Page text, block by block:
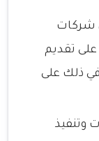
شركات
على تقديم
ذلك على
وتنفيذ